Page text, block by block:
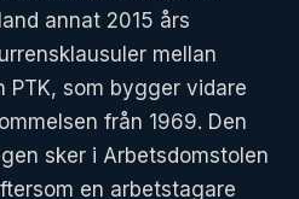
annat 2015 års
mellan
PTK, som bygger vidare
från 1969. Den
sker i Arbetsdomstolen
en arbetstagare